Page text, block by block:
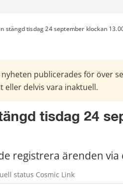
stängd tisdag 24 september klockan
publicerades för över
eller delvis vara inaktuell.
tisdag 24
registrera ärenden via
status Cosmic Link